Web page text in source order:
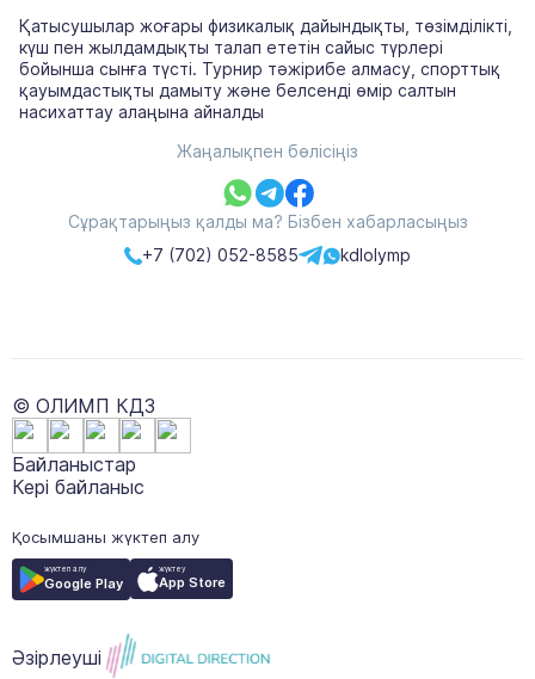
Қатысушылар жоғары физикалық дайындықты, төзімділікті,
күш пен жылдамдықты талап ететін сайыс түрлері
бойынша сынға түсті. Турнир тәжірибе алмасу, спорттық
қауымдастықты дамыту және белсенді өмір салтын
насихаттау алаңына айналды
Жаңалықпен бөлісіңіз
Сұрақтарыңыз қалды ма? Бізбен хабарласыңыз
+7 (702) 052-8585
kdlolymp
© ОЛИМП КДЗ
Байланыстар
Кері байланыс
Қосымшаны жүктеп алу
жүктеп алу
Google Play
жүктеу
App Store
Әзірлеуші